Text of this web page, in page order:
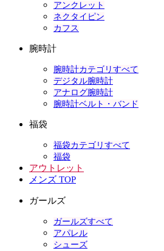
アンクレット
ネクタイピン
カフス
腕時計
腕時計カテゴリすべて
デジタル腕時計
アナログ腕時計
腕時計ベルト・バンド
福袋
福袋カテゴリすべて
福袋
アウトレット
メンズ TOP
ガールズ
ガールズすべて
アパレル
シューズ